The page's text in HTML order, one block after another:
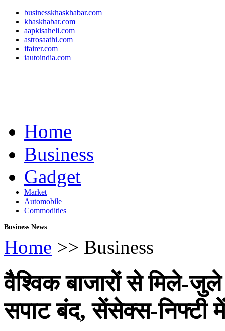
businesskhaskhabar.com
khaskhabar.com
aapkisaheli.com
astrosaathi.com
ifairer.com
iautoindia.com
Home
Business
Gadget
Market
Automobile
Commodities
Business News
Home >> Business
वैश्विक बाजारों से मिले-
सपाट बंद, सेंसेक्स-निफ्टी